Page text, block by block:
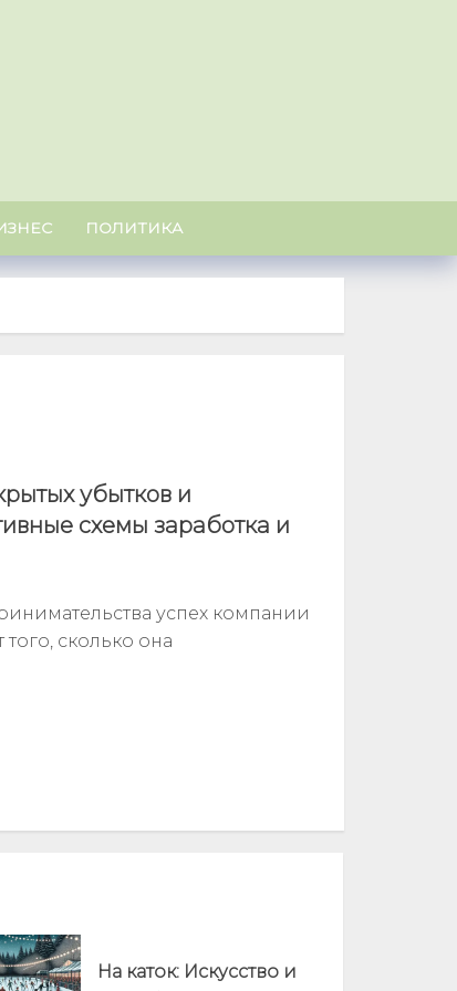
ПОЛИТИКА
убытков и
схемы заработка и
успех компании
того, сколько она
На каток: Искусство и